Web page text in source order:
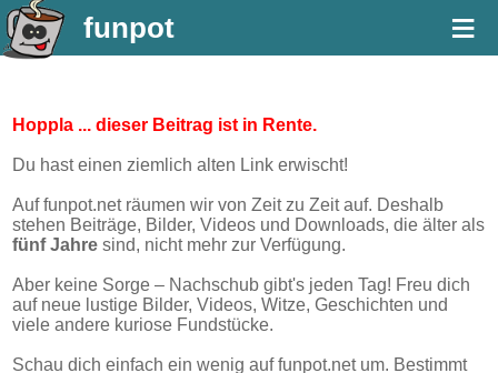
funpot ≡
Hoppla ... dieser Beitrag ist in Rente.
Du hast einen ziemlich alten Link erwischt!
Auf funpot.net räumen wir von Zeit zu Zeit auf. Deshalb
stehen Beiträge, Bilder, Videos und Downloads, die älter als
fünf Jahre sind, nicht mehr zur Verfügung.
Aber keine Sorge – Nachschub gibt's jeden Tag! Freu dich
auf neue lustige Bilder, Videos, Witze, Geschichten und
viele andere kuriose Fundstücke.
Schau dich einfach ein wenig auf funpot.net um. Bestimmt